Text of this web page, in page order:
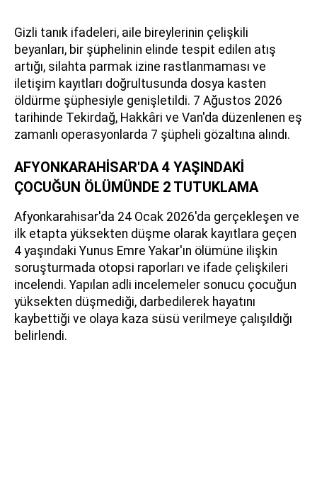
Gizli tanık ifadeleri, aile bireylerinin çelişkili
beyanları, bir şüphelinin elinde tespit edilen atış
artığı, silahta parmak izine rastlanmaması ve
iletişim kayıtları doğrultusunda dosya kasten
öldürme şüphesiyle genişletildi. 7 Ağustos 2026
tarihinde Tekirdağ, Hakkâri ve Van'da düzenlenen eş
zamanlı operasyonlarda 7 şüpheli gözaltına alındı.
AFYONKARAHİSAR'DA 4 YAŞINDAKİ
ÇOCUĞUN ÖLÜMÜNDE 2 TUTUKLAMA
Afyonkarahisar'da 24 Ocak 2026'da gerçekleşen ve
ilk etapta yüksekten düşme olarak kayıtlara geçen
4 yaşındaki Yunus Emre Yakar'ın ölümüne ilişkin
soruşturmada otopsi raporları ve ifade çelişkileri
incelendi. Yapılan adli incelemeler sonucu çocuğun
yüksekten düşmediği, darbedilerek hayatını
kaybettiği ve olaya kaza süsü verilmeye çalışıldığı
belirlendi.